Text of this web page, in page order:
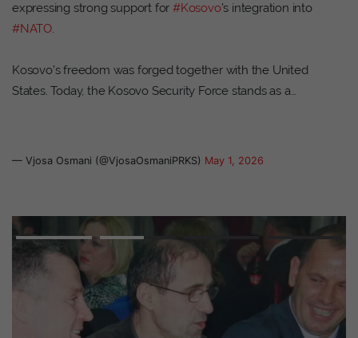
expressing strong support for#Kosovo’s integration into
#NATO.
Kosovo’s freedom was forged together with the United
States. Today, the Kosovo Security Force stands as a…
— Vjosa Osmani (@VjosaOsmaniPRKS) May 1, 2026